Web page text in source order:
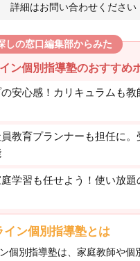
詳細はお問い合わせください
しの窓口編集部からみた
ン個別指導塾のおすすめ
の安心感！カリキュラムも教
教育プランナーも担任に。
学習も任せよう！使い放題
イン個別指導塾とは
個別指導塾は、家庭教師や個